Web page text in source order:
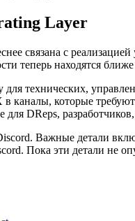
Layer
связана с
теперь находятся
технических,
которые
DReps,
Важные детали
Пока эти детали не